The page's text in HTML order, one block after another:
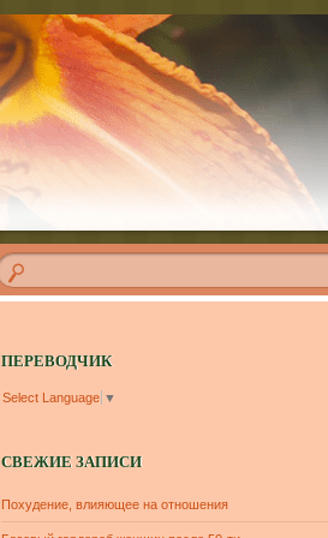
ПЕРЕВОДЧИК
Select Language ▼
СВЕЖИЕ ЗАПИСИ
Похудение, влияющее на отношения